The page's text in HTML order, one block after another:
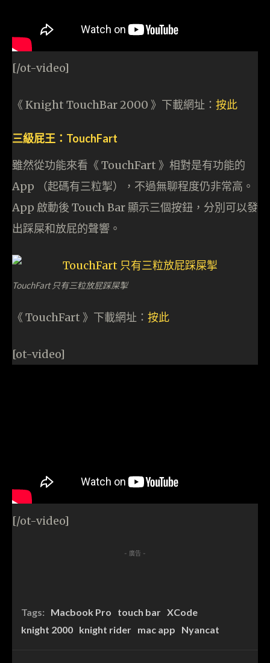
[/ot-video]
《 Knight TouchBar 2000 》下載網址： 按此
三級屁王：TouchFart
雖然從功能來看《 TouchFart 》相對是有功能的
App （起碼有三粒掣），不過無聊程度仍非常高。
App 啟動後 Touch Bar 顯示三個按鈕，分別可以發
出踩屎和放屁的聲響。
TouchFart 只有三粒放屁踩屎掣
《 TouchFart 》下載網址： 按此
[ot-video]
[/ot-video]
- 廣告 -
Tags: Macbook Pro touch bar XCode
knight 2000 knight rider mac app Nyancat